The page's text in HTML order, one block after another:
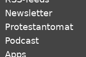
Newsletter
Protestantomat
Podcast
Apps